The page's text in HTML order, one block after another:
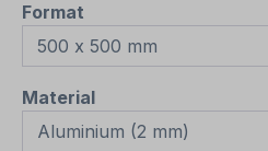
Format
Materialauswählen